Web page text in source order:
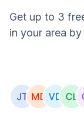
Get up to 3
in your area